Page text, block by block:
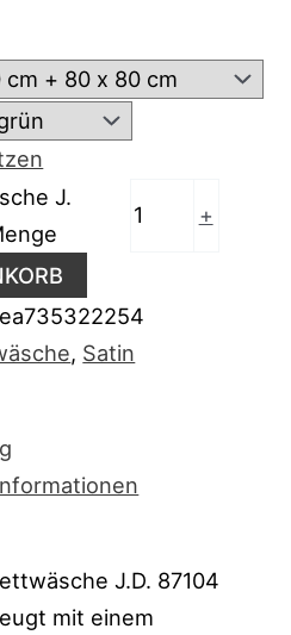
J.
+
, Satin
J.D. 87104
mit einem